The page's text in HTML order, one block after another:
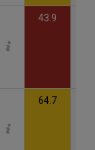
43.9
64.7